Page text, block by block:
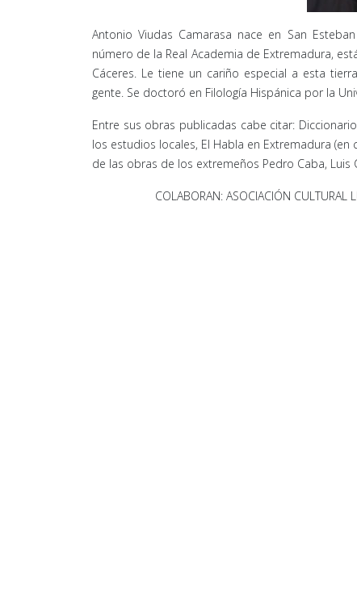
Antonio Viudas Camarasa nace en San
número de la Real Academia de Extremadura,
Cáceres. Le tiene un cariño especial a esta
gente. Se doctoró en Filología Hispánica por la
Entre sus obras publicadas cabe citar:
los estudios locales, El Habla en Extremadura
de las obras de los extremeños Pedro Caba, Luis
COLABORAN: ASOCIACIÓN CULTURAL